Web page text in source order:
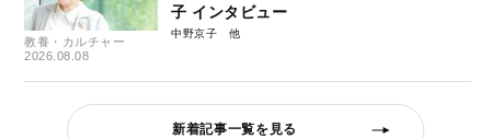
教養・カルチャー
2026.08.08
子 インタビュー
中野京子
新着記事一覧を見る